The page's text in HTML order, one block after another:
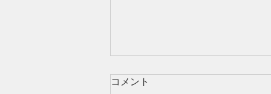
コメント